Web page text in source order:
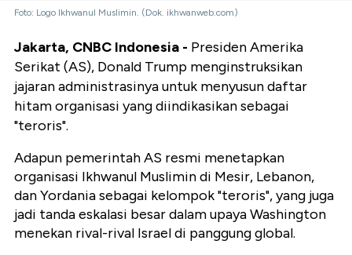
Foto: Logo Ikhwanul Muslimin. (Dok. ikhwanweb.com)
Jakarta, CNBC Indonesia - Presiden Amerika
Serikat (AS), Donald Trump menginstruksikan
jajaran administrasinya untuk menyusun daftar
hitam organisasi yang diindikasikan sebagai
"teroris".
Adapun pemerintah AS resmi menetapkan
organisasi Ikhwanul Muslimin di Mesir, Lebanon,
dan Yordania sebagai kelompok "teroris", yang juga
jadi tanda eskalasi besar dalam upaya Washington
menekan rival-rival Israel di panggung global.